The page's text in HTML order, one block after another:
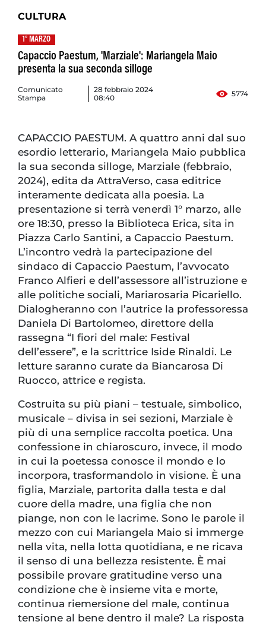
CULTURA
1° MARZO
Capaccio Paestum, 'Marziale': Mariangela Maio
presenta la sua seconda silloge
Comunicato
Stampa
28 febbraio 2024
08:40
5774
CAPACCIO PAESTUM. A quattro anni dal suo
esordio letterario, Mariangela Maio pubblica
la sua seconda silloge, Marziale (febbraio,
2024), edita da AttraVerso, casa editrice
interamente dedicata alla poesia. La
presentazione si terrà venerdì 1° marzo, alle
ore 18:30, presso la Biblioteca Erica, sita in
Piazza Carlo Santini, a Capaccio Paestum.
L’incontro vedrà la partecipazione del
sindaco di Capaccio Paestum, l’avvocato
Franco Alfieri e dell’assessore all’istruzione e
alle politiche sociali, Mariarosaria Picariello.
Dialogheranno con l’autrice la professoressa
Daniela Di Bartolomeo, direttore della
rassegna “I fiori del male: Festival
dell’essere”, e la scrittrice Iside Rinaldi. Le
letture saranno curate da Biancarosa Di
Ruocco, attrice e regista.
Costruita su più piani – testuale, simbolico,
musicale – divisa in sei sezioni, Marziale è
più di una semplice raccolta poetica. Una
confessione in chiaroscuro, invece, il modo
in cui la poetessa conosce il mondo e lo
incorpora, trasformandolo in visione. È una
figlia, Marziale, partorita dalla testa e dal
cuore della madre, una figlia che non
piange, non con le lacrime. Sono le parole il
mezzo con cui Mariangela Maio si immerge
nella vita, nella lotta quotidiana, e ne ricava
il senso di una bellezza resistente. È mai
possibile provare gratitudine verso una
condizione che è insieme vita e morte,
continua riemersione del male, continua
tensione al bene dentro il male? La risposta